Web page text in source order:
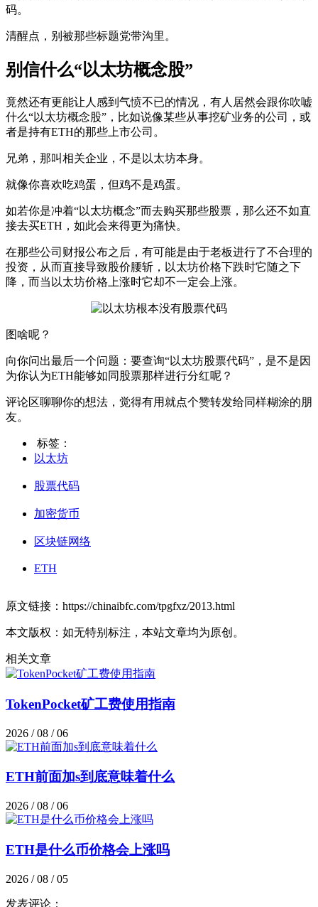
码。
清醒点，别被那些标题党带沟里。
别信什么“以太坊概念股”
竟然还有更能让人感到气愤不已的情况，有人居然会跟你吹嘘
什么“以太坊概念股”，比如说像某些从事挖矿业务的公司，或
者是持有ETH的那些上市公司。
兄弟，那叫相关企业，不是以太坊本身。
就像你喜欢吃鸡蛋，但鸡不是鸡蛋。
如若你是冲着“以太坊概念”而去购买那些股票，那么还不如直
接去买ETH，如此会来得更为痛快。
在那些公司财报公布之后，有可能是由于老板进行了不合理的
投资，从而直接导致股价腰斩，以太坊价格下跌时它随之下
降，而当以太坊价格上涨时它却不一定会上涨。
图啥呢？
向你问出最后一个问题：要查询“以太坊股票代码”，是不是因
为你认为ETH能够如同股票那样进行分红呢？
评论区聊聊你的想法，觉得有用就点个赞转发给同样糊涂的朋
友。
标签：
以太坊
股票代码
加密货币
区块链网络
ETH
原文链接：https://chinaibfc.com/tpgfxz/2013.html
本文版权：如无特别标注，本站文章均为原创。
相关文章
TokenPocket矿工费使用指南
2026 / 08 / 06
ETH前面加s到底意味着什么
2026 / 08 / 06
ETH是什么币价格会上涨吗
2026 / 08 / 05
发表评论：